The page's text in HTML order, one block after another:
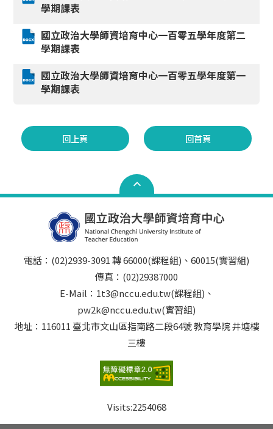
學期課表
國立政治大學師資培育中心一百零五學年度第二
學期課表
國立政治大學師資培育中心一百零五學年度第一
學期課表
回上頁 回首頁
電話：(02)2939-3091 轉 66000(課程組)、60015(實習組)
傳真：(02)29387000
E-Mail：1t3@nccu.edu.tw(課程組)、
pw2k@nccu.edu.tw(實習組)
地址：116011 臺北市文山區指南路二段64號 教育學院 井塘樓
三樓
Visits:2254068